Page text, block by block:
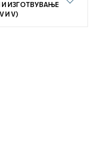
И ИЗГОТВУВАЊЕ
И V)